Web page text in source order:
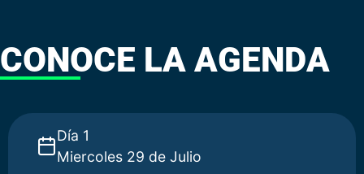
CONOCE LA AGENDA
Día 1
Miercoles 29 de Julio